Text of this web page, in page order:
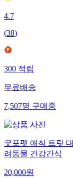
4.7
(38)
300적립
무료배송
7,507명구매중
굿포펫 애착 트릿
려동물 건강간식
20,000원